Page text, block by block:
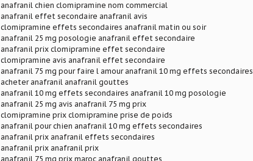
anafranil chien clomipramine nom commercial
anafranil effet secondaire anafranil avis
clomipramine effets secondaires anafranil matin ou soir
anafranil 25 mg posologie anafranil effet secondaire
anafranil prix clomipramine effet secondaire
clomipramine avis anafranil effet secondaire
anafranil 75 mg pour faire l amour anafranil 10 mg effets secondaires
acheter anafranil anafranil gouttes
anafranil 10 mg effets secondaires anafranil 10 mg posologie
anafranil 25 mg avis anafranil 75 mg prix
clomipramine prix clomipramine prise de poids
anafranil pour chien anafranil 10 mg effets secondaires
anafranil prix anafranil effets secondaires
anafranil prix anafranil prix
anafranil 75 mg prix maroc anafranil gouttes